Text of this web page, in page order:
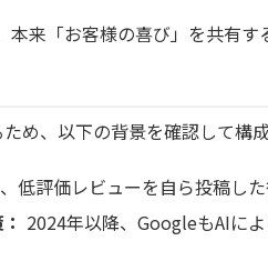
来「お客様の喜び」を共有
め、以下の背景を確認して構成
低評価レビューを自ら投稿し
2024年以降、GoogleもAIに